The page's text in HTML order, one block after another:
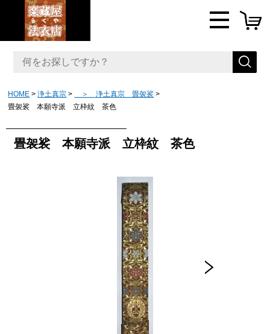
HOME 浄土真宗
＞ 浄土真宗 畳袈裟
畳袈裟 本願寺派 立枠紋 茶色
畳袈裟 本願寺派 立枠紋 茶色